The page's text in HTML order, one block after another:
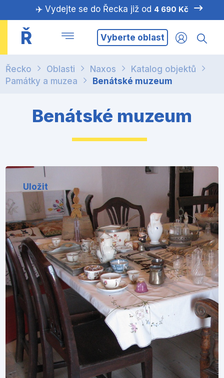
✈️ Vydejte se do Řecka již od 4 690 Kč
Ř Vyberte oblast
Řecko Oblasti Naxos
Katalog objektů
Památky a muzea
Benátské muzeum
Benátské muzeum
Uložit